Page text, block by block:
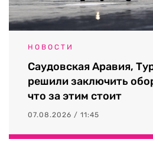
НОВОСТИ
Саудовская Аравия,
решили заключить
что за этим стоит
07.08.2026 / 11:45